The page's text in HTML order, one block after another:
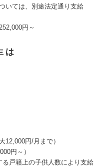
いては、別途法定通り支給
円～
は
円/月まで）
円～）
戸籍上の子供人数により支給